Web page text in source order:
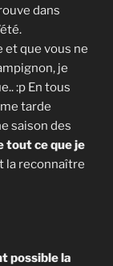
dans
que vous ne
je
:p En tous
tarde
saison des
tout ce que je
la reconnaître
possible la